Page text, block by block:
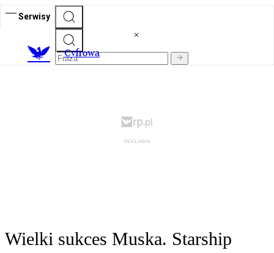
Serwisy
Cyfrowa
Wielki sukces Muska. Starship